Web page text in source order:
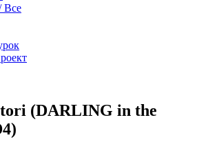
Все
(DARLING in the